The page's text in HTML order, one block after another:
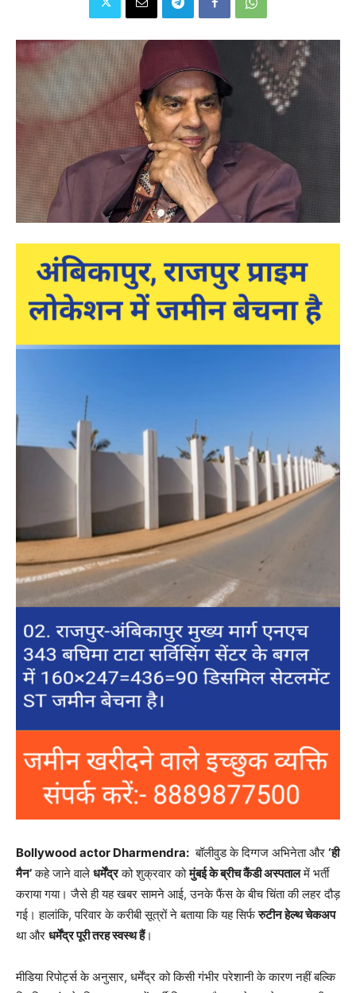
Bollywood actor Dharmendra: बॉलीवुड के दिग्गज अभिनेता और ‘ही
मैन’कहे जाने वाले धर्मेंद्रको शुक्रवार कोमुंबई के ब्रीच कैंडी अस्पतालमें भर्ती
कराया गया। जैसे ही यह खबर सामने आई, उनके फैंस के बीच चिंता की लहर दौड़
गई। हालांकि, परिवार के करीबी सूत्रों ने बताया कि यह सिर्फरुटीन हेल्थ चेकअप
था और धर्मेंद्र पूरी तरह स्वस्थ हैं।
मीडिया रिपोर्ट्स के अनुसार, धर्मेंद्र को किसी गंभीर परेशानी के कारण नहीं बल्कि